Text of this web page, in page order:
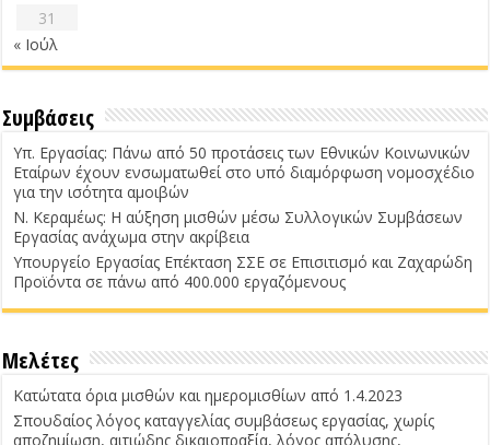
31
« Ιούλ
Συμβάσεις
Υπ. Εργασίας: Πάνω από 50 προτάσεις των Εθνικών Κοινωνικών
Εταίρων έχουν ενσωματωθεί στο υπό διαμόρφωση νομοσχέδιο
για την ισότητα αμοιβών
Ν. Κεραμέως: Η αύξηση μισθών μέσω Συλλογικών Συμβάσεων
Εργασίας ανάχωμα στην ακρίβεια
Υπουργείο Εργασίας Επέκταση ΣΣΕ σε Επισιτισμό και Ζαχαρώδη
Προϊόντα σε πάνω από 400.000 εργαζόμενους
Μελέτες
Κατώτατα όρια μισθών και ημερομισθίων από 1.4.2023
Σπουδαίος λόγος καταγγελίας συμβάσεως εργασίας, χωρίς
αποζημίωση, αιτιώδης δικαιοπραξία, λόγος απόλυσης,